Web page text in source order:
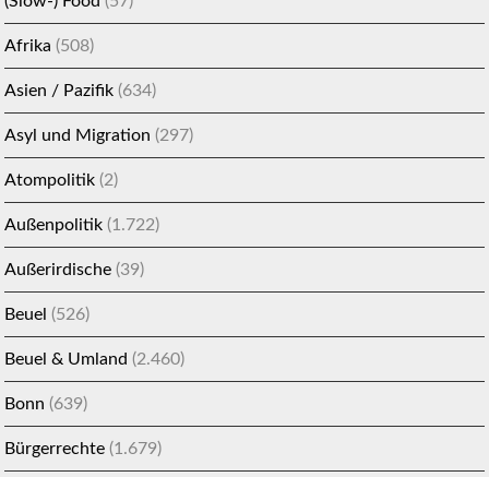
Afrika (508)
Asien / Pazifik (634)
Asyl und Migration (297)
Atompolitik (2)
Außenpolitik (1.722)
Außerirdische (39)
Beuel (526)
Beuel & Umland (2.460)
Bonn (639)
Bürgerrechte (1.679)